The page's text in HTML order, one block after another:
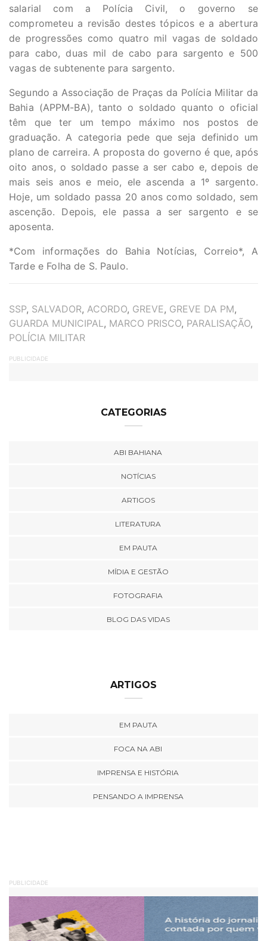
salarial com a Polícia Civil, o governo se
comprometeu a revisão destes tópicos e a abertura
de progressões como quatro mil vagas de soldado
para cabo, duas mil de cabo para sargento e 500
vagas de subtenente para sargento.
Segundo a Associação de Praças da Polícia Militar da
Bahia (APPM-BA), tanto o soldado quanto o oficial
têm que ter um tempo máximo nos postos de
graduação. A categoria pede que seja definido um
plano de carreira. A proposta do governo é que, após
oito anos, o soldado passe a ser cabo e, depois de
mais seis anos e meio, ele ascenda a 1º sargento.
Hoje, um soldado passa 20 anos como soldado, sem
ascenção. Depois, ele passa a ser sargento e se
aposenta.
*Com informações do Bahia Notícias, Correio*, A
Tarde e Folha de S. Paulo.
TAGS
SSP, SALVADOR, ACORDO, GREVE, GREVE DA PM,
GUARDA MUNICIPAL, MARCO PRISCO, PARALISAÇÃO,
POLÍCIA MILITAR
PUBLICIDADE
CATEGORIAS
ABI BAHIANA
NOTÍCIAS
ARTIGOS
LITERATURA
EM PAUTA
MÍDIA E GESTÃO
FOTOGRAFIA
BLOG DAS VIDAS
ARTIGOS
EM PAUTA
FOCA NA ABI
IMPRENSA E HISTÓRIA
PENSANDO A IMPRENSA
PUBLICIDADE